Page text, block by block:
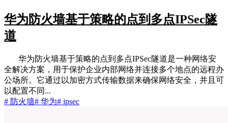
华为防火墙基于策略的点到多点IPSec隧
道
华为防火墙基于策略的点到多点IPSec隧道是一种网络安
全解决方案，用于保护企业内部网络并连接多个地点的远程办
公场所。它通过以加密方式传输数据来确保网络安全，并且可
以配置不同...
# 防火墙# 华为# ipsec